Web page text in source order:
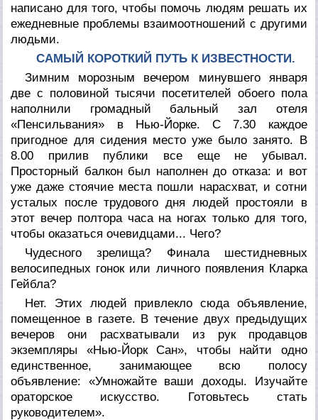
написано для того, чтобы помочь людям решать их
ежедневные проблемы взаимоотношений с другими
людьми.
САМЫЙ КОРОТКИЙ ПУТЬ К ИЗВЕСТНОСТИ.
Зимним морозным вечером минувшего января
две с половиной тысячи посетителей обоего пола
наполнили громадный бальный зал отеля
«Пенсильвания» в Нью-Йорке. С 7.30 каждое
пригодное для сидения место уже было занято. В
8.00 прилив публики все еще не убывал.
Просторный балкон был наполнен до отказа: и вот
уже даже стоячие места пошли нарасхват, и сотни
усталых после трудового дня людей простояли в
этот вечер полтора часа на ногах только для того,
чтобы оказаться очевидцами... Чего?
Чудесного зрелища? Финала шестидневных
велосипедных гонок или личного появления Кларка
Гейбла?
Нет. Этих людей привлекло сюда объявление,
помещенное в газете. В течение двух предыдущих
вечеров они расхватывали из рук продавцов
экземпляры «Нью-Йорк Сан», чтобы найти одно
единственное, занимающее всю полосу
объявление: «Умножайте ваши доходы. Изучайте
ораторское искусство. Готовьтесь стать
руководителем».